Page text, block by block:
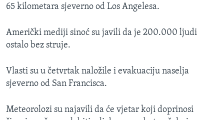
65 kilometara sjeverno od Los Angelesa.
Američki mediji sinoć su javili da je 200.000 ljudi
ostalo bez struje.
Vlasti su u četvrtak naložile i evakuaciju naselja
sjeverno od San Francisca.
Meteorolozi su najavili da će vjetar koji doprinosi